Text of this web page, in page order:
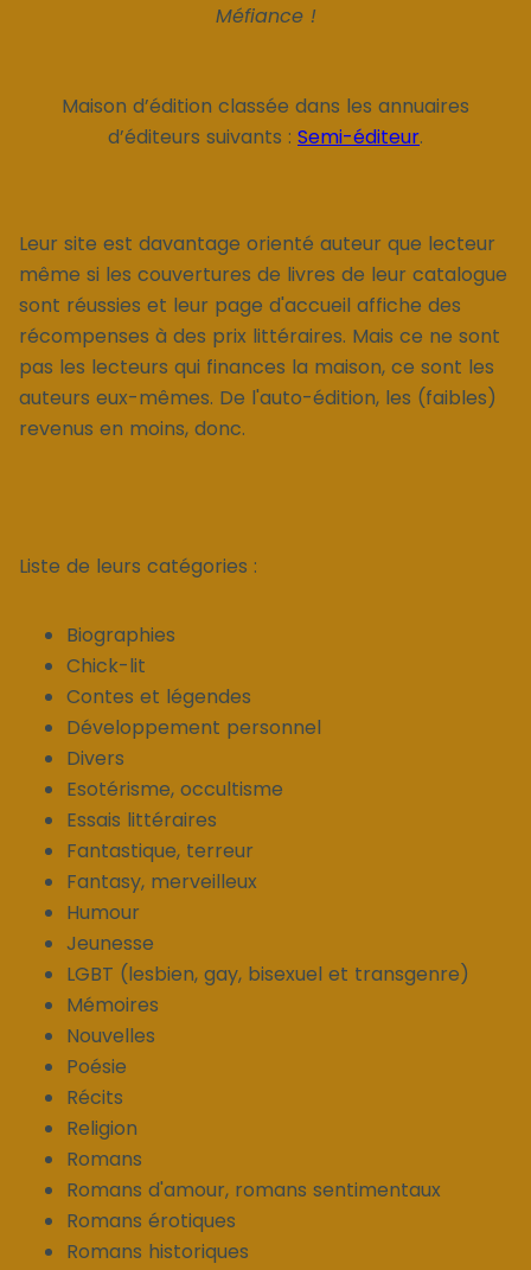
Méfiance !
Maison d’édition classée dans les annuaires
d’éditeurs suivants : Semi-éditeur.
Leur site est davantage orienté auteur que lecteur
même si les couvertures de livres de leur catalogue
sont réussies et leur page d'accueil affiche des
récompenses à des prix littéraires. Mais ce ne sont
pas les lecteurs qui finances la maison, ce sont les
auteurs eux-mêmes. De l'auto-édition, les (faibles)
revenus en moins, donc.
Liste de leurs catégories :
Biographies
Chick-lit
Contes et légendes
Développement personnel
Divers
Esotérisme, occultisme
Essais littéraires
Fantastique, terreur
Fantasy, merveilleux
Humour
Jeunesse
LGBT (lesbien, gay, bisexuel et transgenre)
Mémoires
Nouvelles
Poésie
Récits
Religion
Romans
Romans d'amour, romans sentimentaux
Romans érotiques
Romans historiques